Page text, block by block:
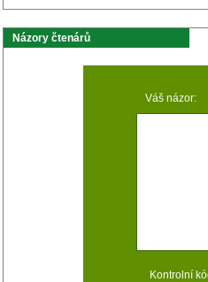
Názory čtenárů
Váš názor:
Kontrolní